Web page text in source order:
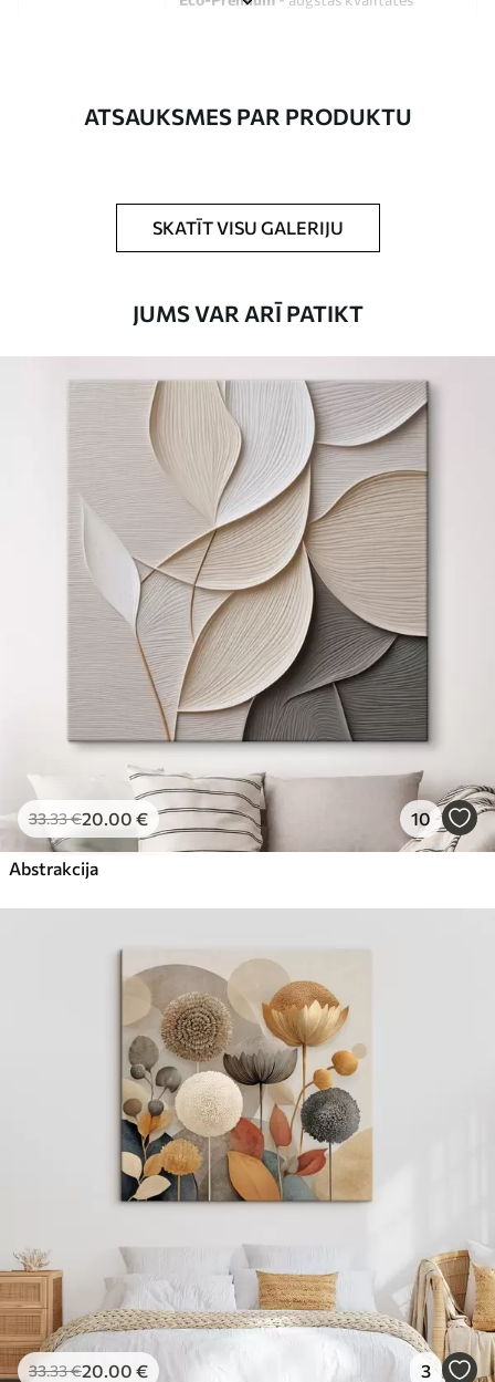
Jūs varat pievienot lakas pārklājumu.
No15.00€
Eco-Premium
.00
ATSAUKSMES PAR PRODUKTU
SKATĪT VISU GALERIJU
JUMS VAR ARĪ PATIKT
33.33€20.00 € 10
Abstrakcija
33.33€20.00 € 3